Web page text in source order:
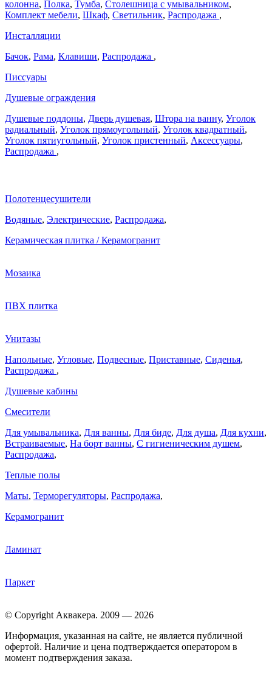
колонна, Полка, Тумба, Столешница с умывальником,
Комплект мебели, Шкаф, Светильник, Распродажа ,
Инсталляции
Бачок, Рама, Клавиши, Распродажа ,
Писсуары
Душевые ограждения
Душевые поддоны, Дверь душевая, Штора на ванну, Уголок
радиальный, Уголок прямоугольный, Уголок квадратный,
Уголок пятиугольный, Уголок пристенный, Аксессуары,
Распродажа ,
Полотенцесушители
Водяные, Электрические, Распродажа,
Керамическая плитка / Керамогранит
Мозаика
ПВХ плитка
Унитазы
Напольные, Угловые, Подвесные, Приставные, Сиденья,
Распродажа ,
Душевые кабины
Смесители
Для умывальника, Для ванны, Для биде, Для душа, Для кухни,
Встраиваемые, На борт ванны, C гигиеническим душем,
Распродажа,
Теплые полы
Маты, Терморегуляторы, Распродажа,
Керамогранит
Ламинат
Паркет
© Copyright Аквакера. 2009 — 2026
Информация, указанная на сайте, не является публичной
офертой. Наличие и цена подтверждается оператором в
момент подтверждения заказа.